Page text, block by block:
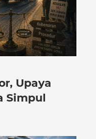
Upaya
Simpul